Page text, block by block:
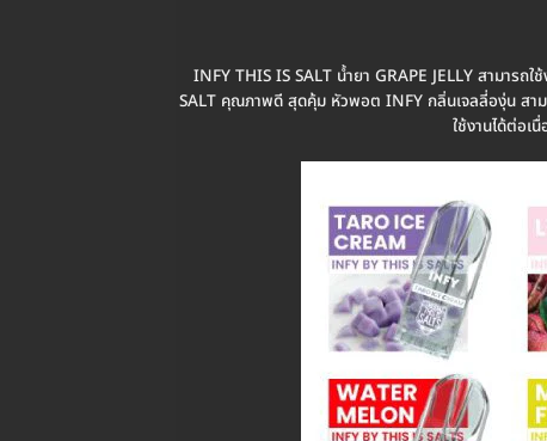
INFY THIS IS SALT น้ำยา GRAPE JELLY สามา
SALT คุณภาพดี สุดคุ้ม หัวพอต INFY กลิ่นเจลลี่องุ่น สาม
ใช้งานได้ต่อเ